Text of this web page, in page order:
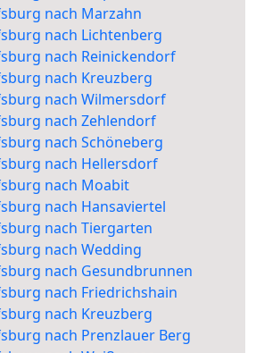
nach Marzahn
nach Lichtenberg
nach Reinickendorf
nach Kreuzberg
nach Wilmersdorf
nach Zehlendorf
nach Schöneberg
nach Hellersdorf
nach Moabit
nach Hansaviertel
nach Tiergarten
nach Wedding
nach Gesundbrunnen
nach Friedrichshain
nach Kreuzberg
nach Prenzlauer Berg